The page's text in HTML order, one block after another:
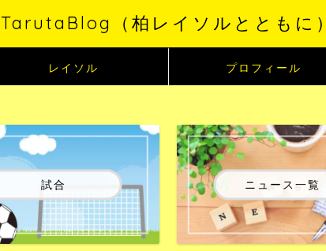
TarutaBlog（柏レイソルとともに）
レイソル プロフィール
試合 ニュース一覧